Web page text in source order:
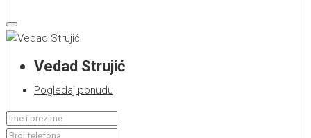
Vedad Strujić
Pogledaj ponudu